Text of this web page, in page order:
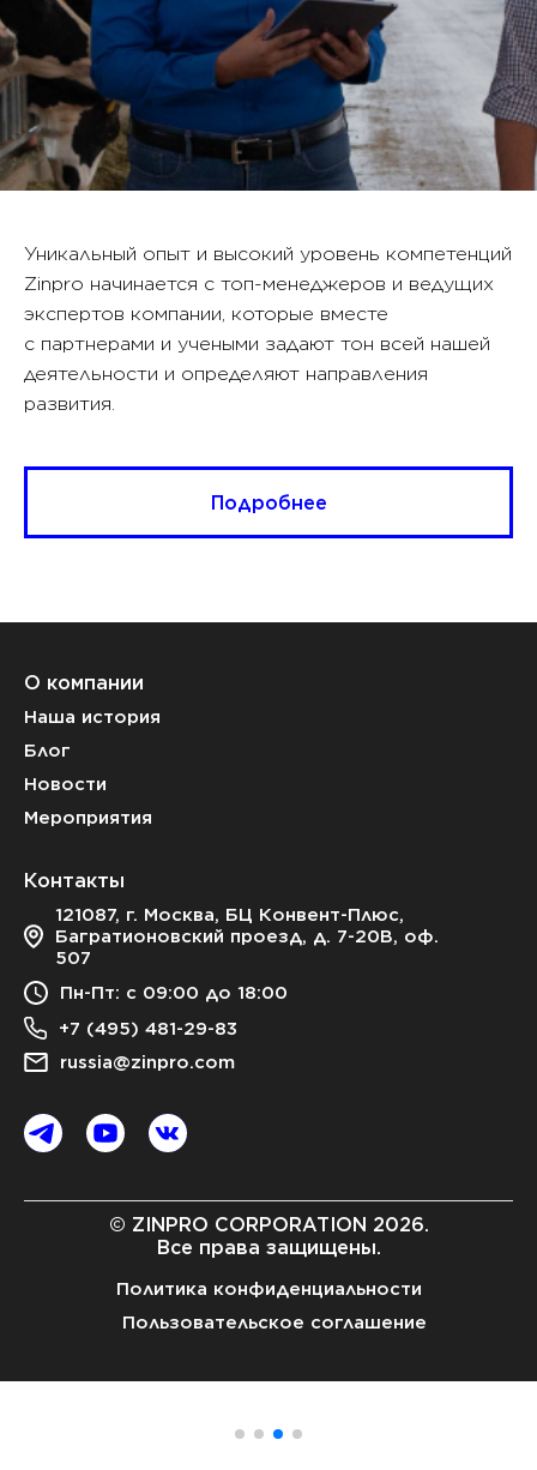
Уникальный опыт и высокий уровень компетенций
Zinpro начинается с топ-менеджеров и ведущих
экспертов компании, которые вместе
с партнерами и учеными задают тон всей нашей
деятельности и определяют направления
развития.
Подробнее
О компании
Наша история
Блог
Новости
Мероприятия
Контакты
121087, г. Москва, БЦ Конвент-Плюс,
Багратионовский проезд, д. 7-20В, оф.
507
Пн-Пт: с 09:00 до 18:00
+7 (495) 481-29-83
russia@zinpro.com
© ZINPRO CORPORATION 2026.
Все права защищены.
Политика конфиденциальности
Пользовательское соглашение